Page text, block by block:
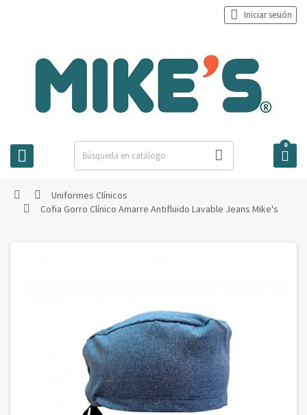
 
 Iniciar sesión

0
  Uniformes Clínicos
 Cofia Gorro Clínico Amarre Antifluido Lavable Jeans Mike's